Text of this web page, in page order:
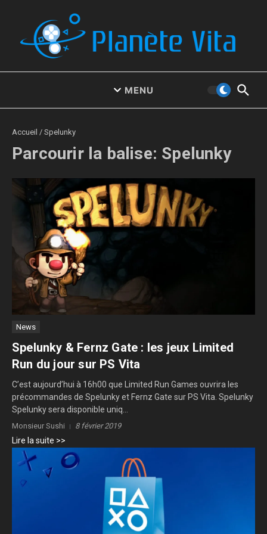
MENU
Accueil / Spelunky
Parcourir la balise: Spelunky
News
Spelunky & Fernz Gate : les jeux Limited
Run du jour sur PS Vita
C’est aujourd’hui à 16h00 que Limited Run Games ouvrira les
précommandes de Spelunky et Fernz Gate sur PS Vita. Spelunky
Spelunky sera disponible uniq...
Monsieur Sushi 8 février 2019
Lire la suite >>